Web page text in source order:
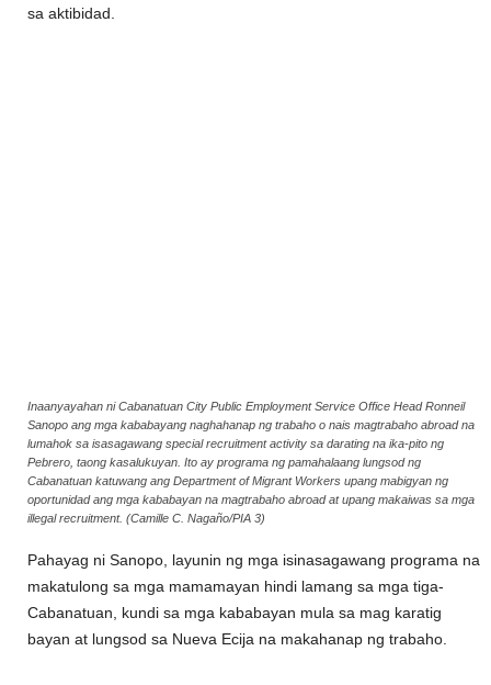
sa aktibidad.
Inaanyayahan ni Cabanatuan City Public Employment Service Office Head Ronneil
Sanopo ang mga kababayang naghahanap ng trabaho o nais magtrabaho abroad na
lumahok sa isasagawang special recruitment activity sa darating na ika-pito ng
Pebrero, taong kasalukuyan. Ito ay programa ng pamahalaang lungsod ng
Cabanatuan katuwang ang Department of Migrant Workers upang mabigyan ng
oportunidad ang mga kababayan na magtrabaho abroad at upang makaiwas sa mga
illegal recruitment. (Camille C. Nagaño/PIA 3)
Pahayag ni Sanopo, layunin ng mga isinasagawang programa na
makatulong sa mga mamamayan hindi lamang sa mga tiga-
Cabanatuan, kundi sa mga kababayan mula sa mag karatig
bayan at lungsod sa Nueva Ecija na makahanap ng trabaho.